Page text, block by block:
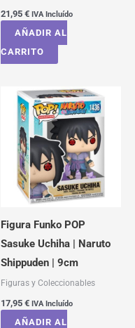
21,95 € IVA Incluído
AÑADIR AL
CARRITO
Figura Funko POP
Sasuke Uchiha | Naruto
Shippuden | 9cm
Figuras y Coleccionables
17,95 € IVA Incluído
AÑADIR AL